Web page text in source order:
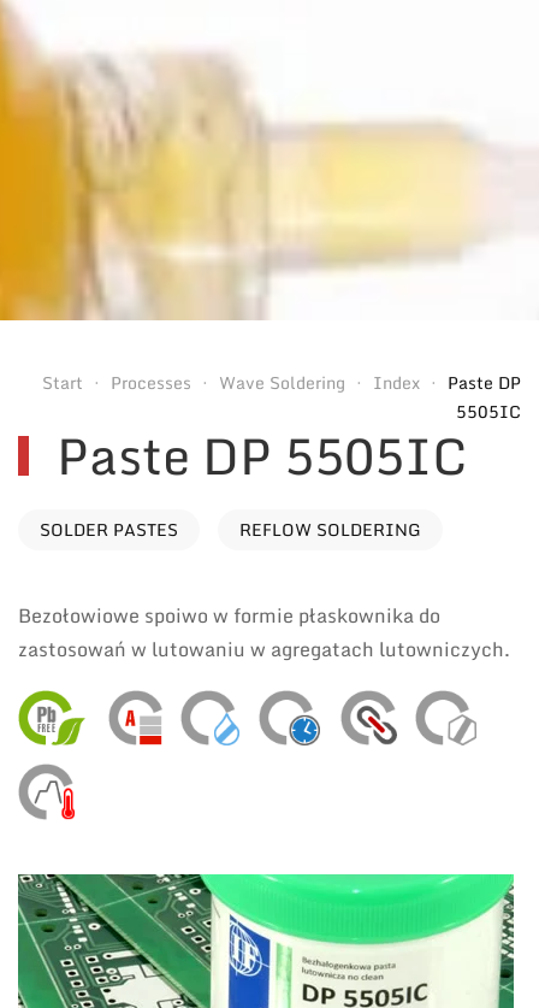
Start Processes Wave Soldering Index
Paste DP
5505IC
Paste DP 5505IC
SOLDER PASTES REFLOW SOLDERING
Bezołowiowe spoiwo w formie płaskownika do
zastosowań w lutowaniu w agregatach lutowniczych.